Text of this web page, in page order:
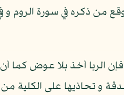
من ذكره في سورة الروم و
فإن الربا أخذ بلا عوض كما
و تحاذيها على